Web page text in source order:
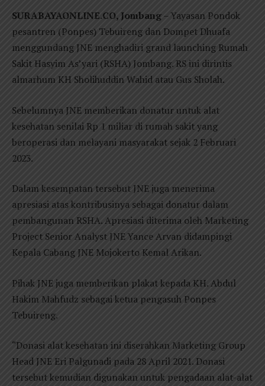
SURABAYAONLINE.CO, Jombang– Yayasan Pondok
pesantren (Ponpes) Tebuireng dan Dompet Dhuafa
menggundang JNE menghadiri grand launching Rumah
Sakit Hasyim As’yari (RSHA) Jombang. RS ini dirintis
almarhum KH Sholihuddin Wahid atau Gus Sholah.
Sebelumnya JNE memberikan donatur untuk alat
kesehatan senilai Rp 1 miliar di rumah sakit yang
beroperasi dan melayani masyarakat sejak 2 Februari
2023.
Dalam kesempatan tersebut JNE juga menerima
apresiasi atas kontribusinya sebagai donatur dalam
pembangunan RSHA. Apresiasi diterima oleh Marketing
Project Senior Analyst JNE Yance Arvan didampingi
Kepala Cabang JNE Mojokerto Kemal Arikan.
Pihak JNE juga memberikan plakat kepada KH. Abdul
Hakim Mahfudz sebagai ketua pengasuh Ponpes
Tebuireng.
“Donasi alat kesehatan ini diserahkan Marketing Group
Head JNE Eri Palgunadi pada 28 April 2021. Donasi
tersebut kemudian digunakan untuk pengadaan alat-alat